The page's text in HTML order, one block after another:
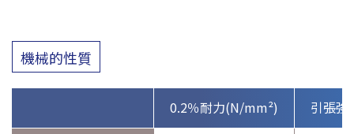
機械的性質
0.2％耐力(N/mm²) 引張